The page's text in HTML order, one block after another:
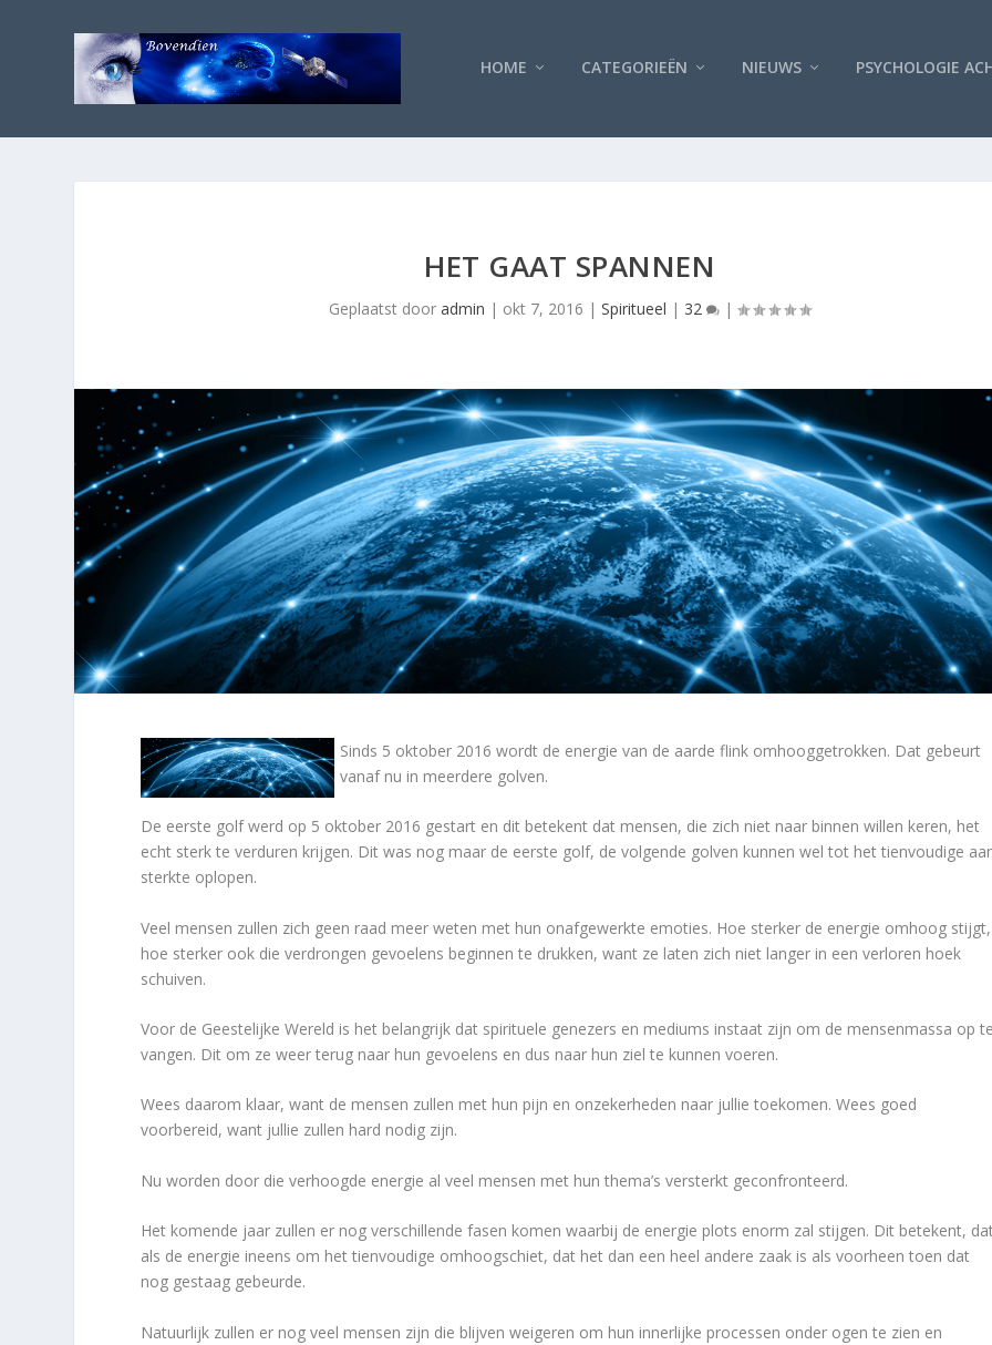
HOME CATEGORIEËN NIEUWS PSYCHOLOGIE
HET GAAT SPANNEN
Geplaatst dooradmin | okt 7, 2016 |Spiritueel | 32 |
Sinds 5 oktober 2016 wordt de energie van de aarde flink omhooggetrokken. Dat gebeurt
vanaf nu in meerdere golven.
De eerste golf werd op 5 oktober 2016 gestart en dit betekent dat mensen, die zich niet naar binnen willen keren, het
echt sterk te verduren krijgen. Dit was nog maar de eerste golf, de volgende golven kunnen wel tot het tienvoudige
sterkte oplopen.
Veel mensen zullen zich geen raad meer weten met hun onafgewerkte emoties. Hoe sterker de energie omhoog stijgt,
hoe sterker ook die verdrongen gevoelens beginnen te drukken, want ze laten zich niet langer in een verloren hoek
schuiven.
Voor de Geestelijke Wereld is het belangrijk dat spirituele genezers en mediums instaat zijn om de mensenmassa op te
vangen. Dit om ze weer terug naar hun gevoelens en dus naar hun ziel te kunnen voeren.
Wees daarom klaar, want de mensen zullen met hun pijn en onzekerheden naar jullie toekomen. Wees goed
voorbereid, want jullie zullen hard nodig zijn.
Nu worden door die verhoogde energie al veel mensen met hun thema’s versterkt geconfronteerd.
Het komende jaar zullen er nog verschillende fasen komen waarbij de energie plots enorm zal stijgen. Dit betekent,
als de energie ineens om het tienvoudige omhoogschiet, dat het dan een heel andere zaak is als voorheen toen dat
nog gestaag gebeurde.
Natuurlijk zullen er nog veel mensen zijn die blijven weigeren om hun innerlijke processen onder ogen te zien en